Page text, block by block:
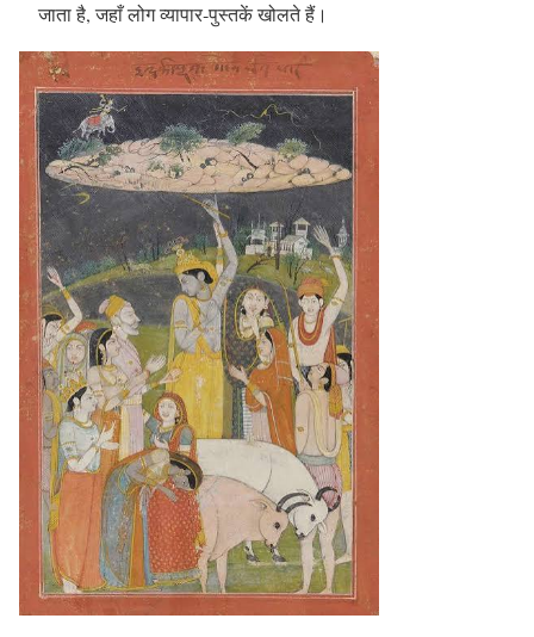
जाता है, जहाँ लोग व्यापार‑पुस्तकें खोलते हैं।